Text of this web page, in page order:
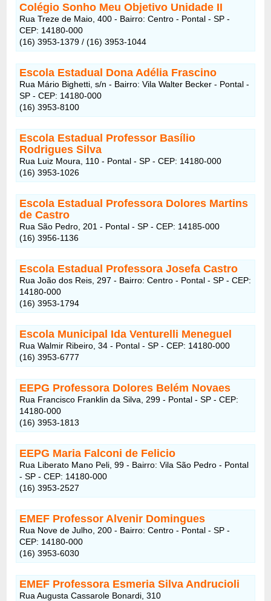
Colégio Sonho Meu Objetivo Unidade II
Rua Treze de Maio, 400 - Bairro: Centro - Pontal - SP -
CEP: 14180-000
(16) 3953-1379 / (16) 3953-1044
Escola Estadual Dona Adélia Frascino
Rua Mário Bighetti, s/n - Bairro: Vila Walter Becker - Pontal -
SP - CEP: 14180-000
(16) 3953-8100
Escola Estadual Professor Basílio
Rodrigues Silva
Rua Luiz Moura, 110 - Pontal - SP - CEP: 14180-000
(16) 3953-1026
Escola Estadual Professora Dolores Martins
de Castro
Rua São Pedro, 201 - Pontal - SP - CEP: 14185-000
(16) 3956-1136
Escola Estadual Professora Josefa Castro
Rua João dos Reis, 297 - Bairro: Centro - Pontal - SP - CEP:
14180-000
(16) 3953-1794
Escola Municipal Ida Venturelli Meneguel
Rua Walmir Ribeiro, 34 - Pontal - SP - CEP: 14180-000
(16) 3953-6777
EEPG Professora Dolores Belém Novaes
Rua Francisco Franklin da Silva, 299 - Pontal - SP - CEP:
14180-000
(16) 3953-1813
EEPG Maria Falconi de Felicio
Rua Liberato Mano Peli, 99 - Bairro: Vila São Pedro - Pontal
- SP - CEP: 14180-000
(16) 3953-2527
EMEF Professor Alvenir Domingues
Rua Nove de Julho, 200 - Bairro: Centro - Pontal - SP -
CEP: 14180-000
(16) 3953-6030
EMEF Professora Esmeria Silva Andrucioli
Rua Augusta Cassarole Bonardi, 310